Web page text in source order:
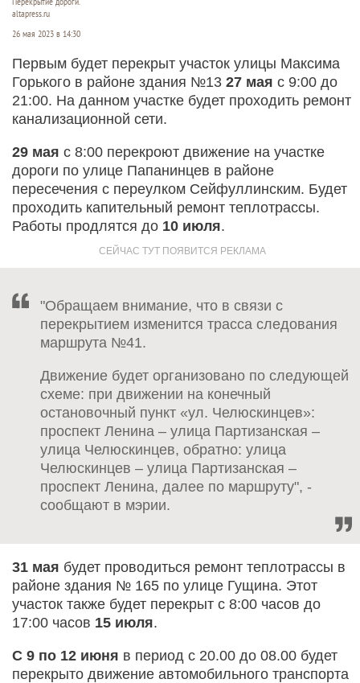
altapress.ru
26 мая 2023 в 14:30
Первым будет перекрыт участок улицы Максима
Горького в районе здания №13 27 мая с 9:00 до
21:00. На данном участке будет проходить ремонт
канализационной сети.
29 мая с 8:00 перекроют движение на участке
дороги по улице Папанинцев в районе
пересечения с переулком Сейфуллинским. Будет
проходить капительный ремонт теплотрассы.
Работы продлятся до 10 июля.
"Обращаем внимание, что в связи с
перекрытием изменится трасса следования
маршрута №41.
Движение будет организовано по следующей
схеме: при движении на конечный
остановочный пункт «ул. Челюскинцев»:
проспект Ленина – улица Партизанская –
улица Челюскинцев, обратно: улица
Челюскинцев – улица Партизанская –
проспект Ленина, далее по маршруту", -
сообщают в мэрии.
31 мая будет проводиться ремонт теплотрассы в
районе здания № 165 по улице Гущина. Этот
участок также будет перекрыт с 8:00 часов до
17:00 часов 15 июля.
С 9 по 12 июня в период с 20.00 до 08.00 будет
перекрыто движение автомобильного транспорта